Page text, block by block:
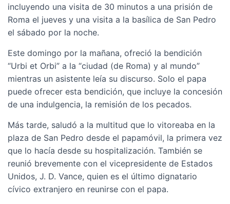
incluyendo una visita de 30 minutos a una prisión de
Roma el jueves y una visita a la basílica de San Pedro
el sábado por la noche.
Este domingo por la mañana, ofreció la bendición
“Urbi et Orbi” a la “ciudad (de Roma) y al mundo”
mientras un asistente leía su discurso. Solo el papa
puede ofrecer esta bendición, que incluye la concesión
de una indulgencia, la remisión de los pecados.
Más tarde, saludó a la multitud que lo vitoreaba en la
plaza de San Pedro desde el papamóvil, la primera vez
que lo hacía desde su hospitalización. También se
reunió brevemente con el vicepresidente de Estados
Unidos, J. D. Vance, quien es el último dignatario
cívico extranjero en reunirse con el papa.